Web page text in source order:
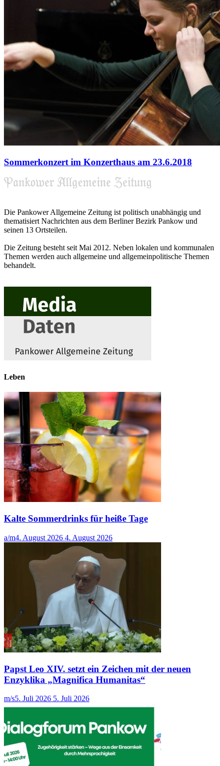
Sommerkonzert im Konzerthaus am 23.6.2018
Die Pankower Allgemeine Zeitung ist politisch unabhängig und
thematisiert Nachrichten aus dem Berliner Bezirk Pankow und
seinen 13 Ortsteilen.
Die Zeitung besteht seit Mai 2012. Neben lokalen und kommunalen
Themen werden auch allgemeine und allgemeinpolitische Themen
behandelt.
Leben
Kalte Sommerdrinks für heiße Tage
a/m4. August 2026 4. August 2026
Papst Leo XIV. setzt ein Zeichen mit der neuen
Enzyklika „Magnifica Humanitas“
m/s5. Juli 2026 5. Juli 2026